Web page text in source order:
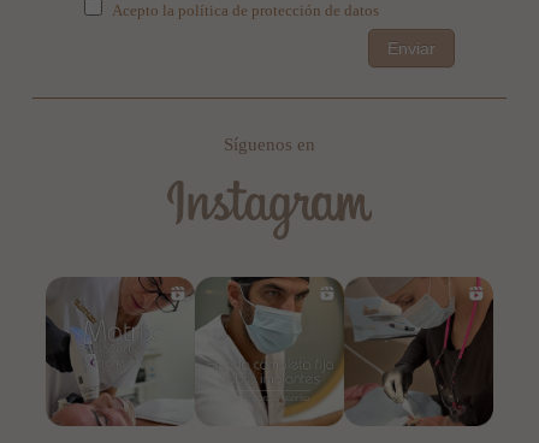
Acepto la política de protección de datos
Enviar
Síguenos en